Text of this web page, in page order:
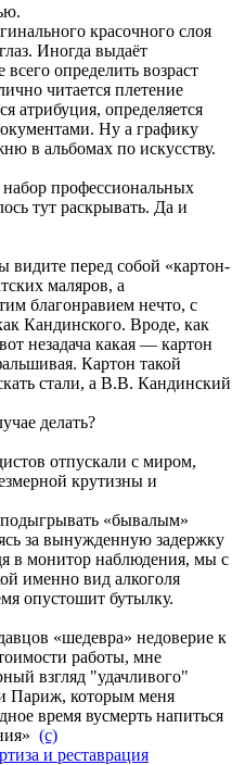
красочного слоя
Иногда выдаёт
определить возраст
читается плетение
атрибуция, определяется
Ну а графику
в альбомах по искусству.
профессиональных
тут раскрывать. Да и
видите перед собой «картон-
маляров, а
благонравием нечто, с
Кандинского. Вроде, как
незадача какая — картон
Картон такой
стали, а В.В. Кандинский
делать?
отпускали с миром,
крутизны и
«бывалым»
за вынужденную задержку
в монитор наблюдения, мы с
именно вид алкоголя
опустошит бутылку.
«шедевра» недоверие к
работы, мне
взгляд "удачливого"
Париж, которым меня
время вусмерть напиться
(с)
и реставрация